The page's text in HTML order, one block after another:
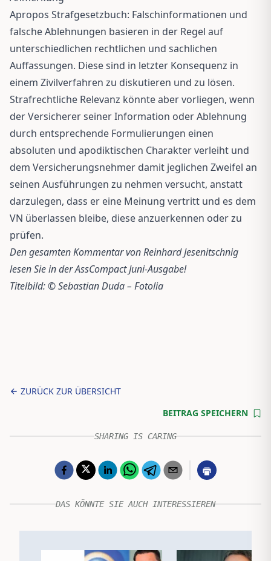
Apropos Strafgesetzbuch: Falschinformationen und
falsche Ablehnungen basieren in der Regel auf
unterschiedlichen rechtlichen und sachlichen
Auffassungen. Diese sind in letzter Konsequenz in
einem Zivilverfahren zu diskutieren und zu lösen.
Strafrechtliche Relevanz könnte aber vorliegen, wenn
der Versicherer seiner Information oder Ablehnung
durch entsprechende Formulierungen einen
absoluten und apodiktischen Charakter verleiht und
dem Versicherungsnehmer damit jeglichen Zweifel an
seinen Ausführungen zu nehmen versucht, anstatt
darzulegen, dass er eine Meinung vertritt und es dem
VN überlassen bleibe, diese anzuerkennen oder zu
prüfen.
Den gesamten Kommentar von Reinhard Jesenitschnig
lesen Sie in der AssCompact Juni-Ausgabe!
Titelbild: © Sebastian Duda – Fotolia
ZURÜCK ZUR ÜBERSICHT
BEITRAG SPEICHERN
SHARING IS CARING
DAS KÖNNTE SIE AUCH INTERESSIEREN